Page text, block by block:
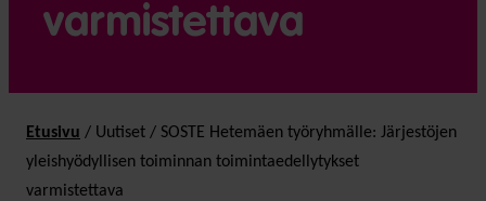
varmistettava
Etusivu / Uutiset / SOSTE Hetemäen työryhmälle: Järjestöjen
yleishyödyllisen toiminnan toimintaedellytykset
varmistettava